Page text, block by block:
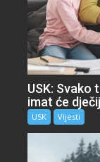
USK:
imat će
USK Vijesti